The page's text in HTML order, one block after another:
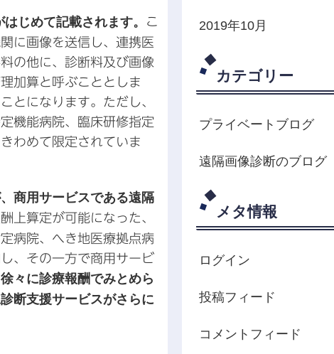
じめて記載されます。
こ
に画像を送信し、連携医
の他に、診断料及び画像
加算と呼ぶこととしま
とになります。ただし、
機能病院、臨床研修指定
わめて限定されていま
商用サービスである遠隔
上算定が可能になった、
病院、へき地医療拠点病
、その一方で商用サービ
徐々に診療報酬でみとめら
断支援サービスがさらに
2019年10月
カテゴリー
プライベートブログ
遠隔画像診断のブログ
メタ情報
ログイン
投稿フィード
コメントフィード